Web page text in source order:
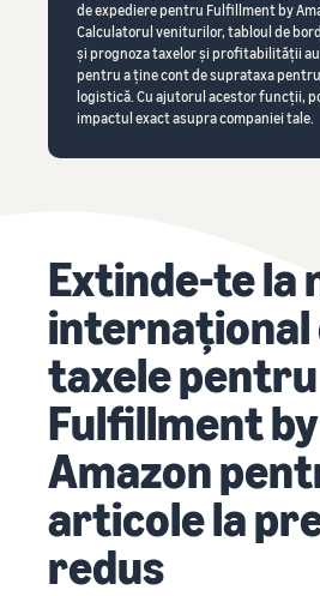
de expediere pentru Fulfillment by
Calculatorul veniturilor, tabloul de
și prognoza taxelor și profitabilității
pentru a ține cont de suprataxa
logistică. Cu ajutorul acestor funcții,
impactul exact asupra companiei tale.
Extinde-te la
internațional
taxele pentru
Fulfillment by
Amazon
articole la
redus